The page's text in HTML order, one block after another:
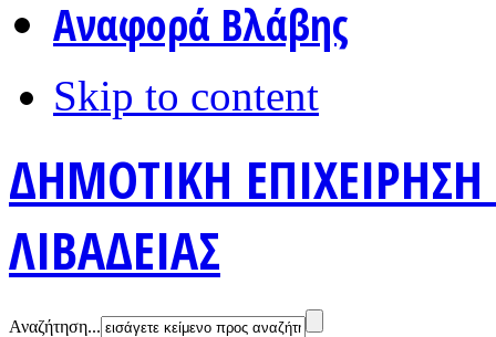
Αναφορά Βλάβης
Skip to content
ΔΗΜΟΤΙΚΗ
ΛΙΒΑΔΕΙΑΣ
Αναζήτηση...